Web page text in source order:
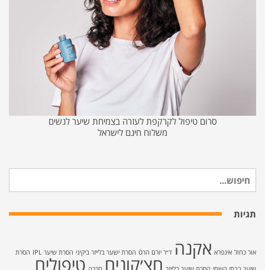
סרום טיפול לקרקפת לעזרה בצמיחת שיער לנשים
משלוח חינם לישראל
עבור:
תגיות
אור כחול אינפרא אקנה ד״ר יורם הרטֿ הסרת ישער בלייזר ביקיני הסרת שיער IPL
הסרת
חצ׳קונים טיפולים